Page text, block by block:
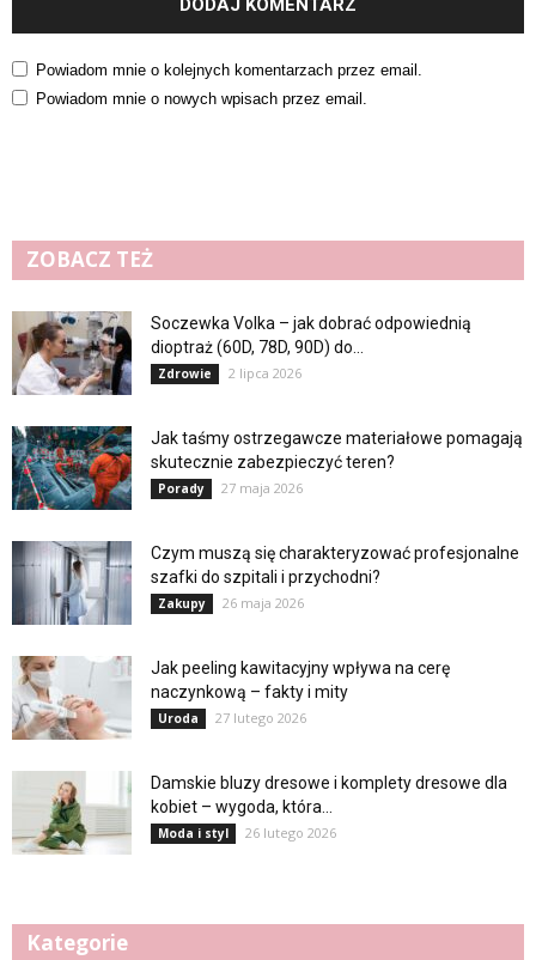
Powiadom mnie o kolejnych komentarzach przez email.
Powiadom mnie o nowych wpisach przez email.
ZOBACZ TEŻ
Soczewka Volka – jak dobrać odpowiednią
dioptraż (60D, 78D, 90D) do...
Zdrowie 2 lipca 2026
Jak taśmy ostrzegawcze materiałowe pomagają
skutecznie zabezpieczyć teren?
Porady 27 maja 2026
Czym muszą się charakteryzować profesjonalne
szafki do szpitali i przychodni?
Zakupy 26 maja 2026
Jak peeling kawitacyjny wpływa na cerę
naczynkową – fakty i mity
Uroda 27 lutego 2026
Damskie bluzy dresowe i komplety dresowe dla
kobiet – wygoda, która...
Moda i styl 26 lutego 2026
Kategorie